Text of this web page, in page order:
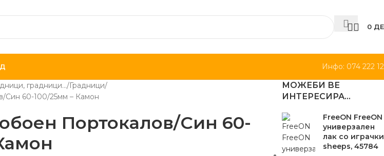
0
Инфо: 074 222
градници... Градници
Син 60-100/25мм – Камон
Портокалов/Син 60-
МОЖЕБИ ВЕ
ИНТЕРЕСИРА…
FreeON FreeON
универзален
лак со играчки
sheeps, 45784